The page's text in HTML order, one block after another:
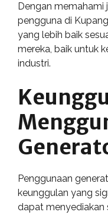
Dengan memahami
pengguna di
yang lebih baik
mereka, baik untuk
industri.
Penggunaan
keunggulan yang
dapat menyediakan